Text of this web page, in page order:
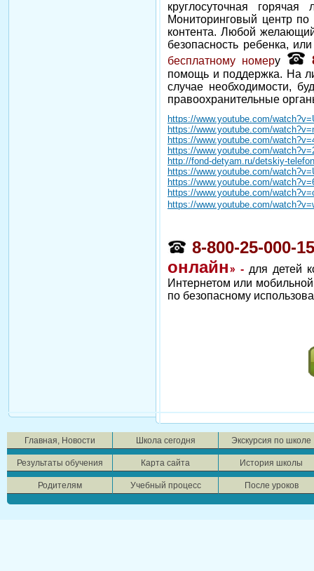
круглосуточная
Мониторинговый центр по
контента. Любой
безопасность ребенка,
бесплатному номеру
помощь и поддержка. На
случае необходимости,
правоохранительные
https://www.youtube.com/
https://www.youtube.com/
https://www.youtube.com/
https://www.youtube.com/
http://fond-detyam.ru/detskiy-
https://www.youtube.com/
https://www.youtube.com/
https://www.youtube.com/
https://www.youtube.com/
8-800-25-000-15
онлайн» -для детей
Интернетом или
по безопасному
Главная, Новости Школа сегодня Экскурсия по школе
Результаты обучения Карта сайта История школы
Родителям Учебный процесс После уроков